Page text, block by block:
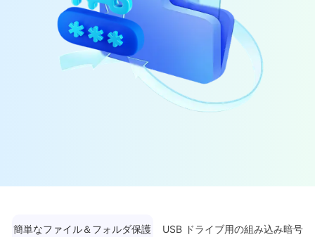
簡単なファイル＆フォルダ保護
USB ドライブ用の組み込み暗号